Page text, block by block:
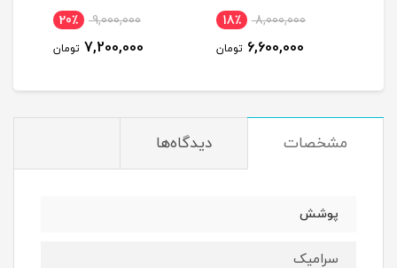
8,000,000 18٪
6,600,000 تومان
9,000,000 20٪
7,200,000 تومان
مشخصات دیدگاه‌ها
پوشش
سرامیک